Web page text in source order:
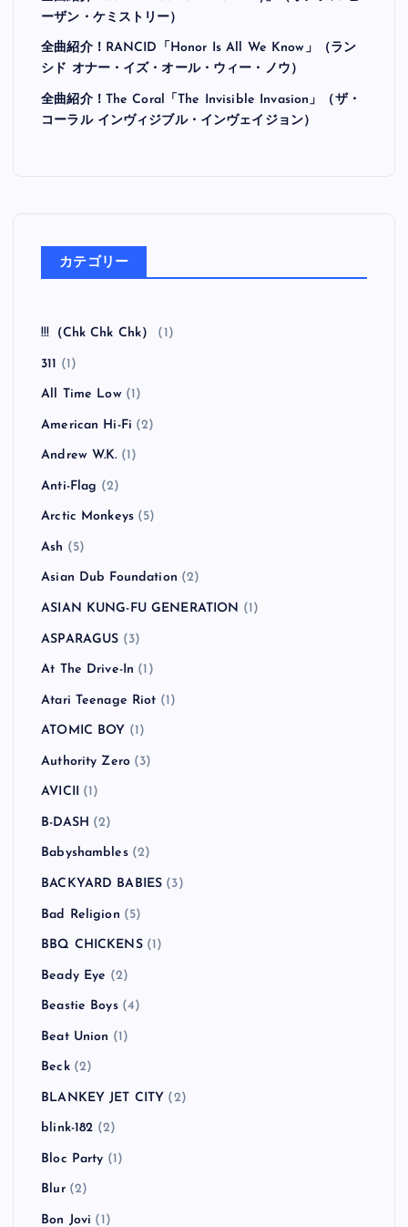
ーザン・ケミストリー）
全曲紹介！RANCID「Honor Is All We Know」（ラン
シド オナー・イズ・オール・ウィー・ノウ）
全曲紹介！The Coral「The Invisible Invasion」（ザ・
コーラル インヴィジブル・インヴェイジョン）
カテゴリー
!!!（Chk Chk Chk） (1)
311 (1)
All Time Low(1)
American Hi-Fi (2)
Andrew W.K. (1)
Anti-Flag (2)
Arctic Monkeys (5)
Ash (5)
Asian Dub Foundation (2)
ASIAN KUNG-FU GENERATION (1)
ASPARAGUS (3)
At The Drive-In (1)
Atari Teenage Riot (1)
ATOMIC BOY (1)
Authority Zero (3)
AVICII (1)
B-DASH (2)
Babyshambles(2)
BACKYARD BABIES (3)
Bad Religion (5)
BBQ CHICKENS(1)
Beady Eye (2)
Beastie Boys(4)
Beat Union (1)
Beck(2)
BLANKEY JET CITY (2)
blink-182 (2)
Bloc Party (1)
Blur(2)
Bon Jovi (1)